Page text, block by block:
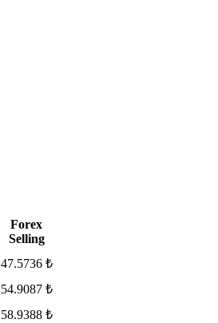
Forex
Selling
47.5736 ₺
54.9087 ₺
58.9388 ₺